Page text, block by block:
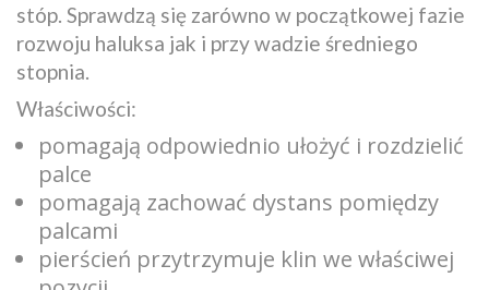
stóp. Sprawdzą się zarówno w początkowej fazie
rozwoju haluksa jak i przy wadzie średniego
stopnia.
Właściwości:
pomagają odpowiednio ułożyć i rozdzielić
palce
pomagają zachować dystans pomiędzy
palcami
pierścień przytrzymuje klin we właściwej